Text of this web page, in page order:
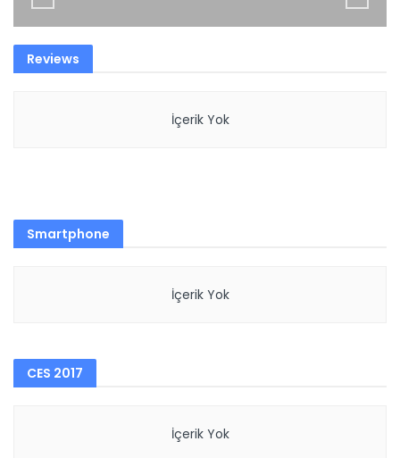
Reviews
İçerik Yok
Smartphone
İçerik Yok
CES 2017
İçerik Yok